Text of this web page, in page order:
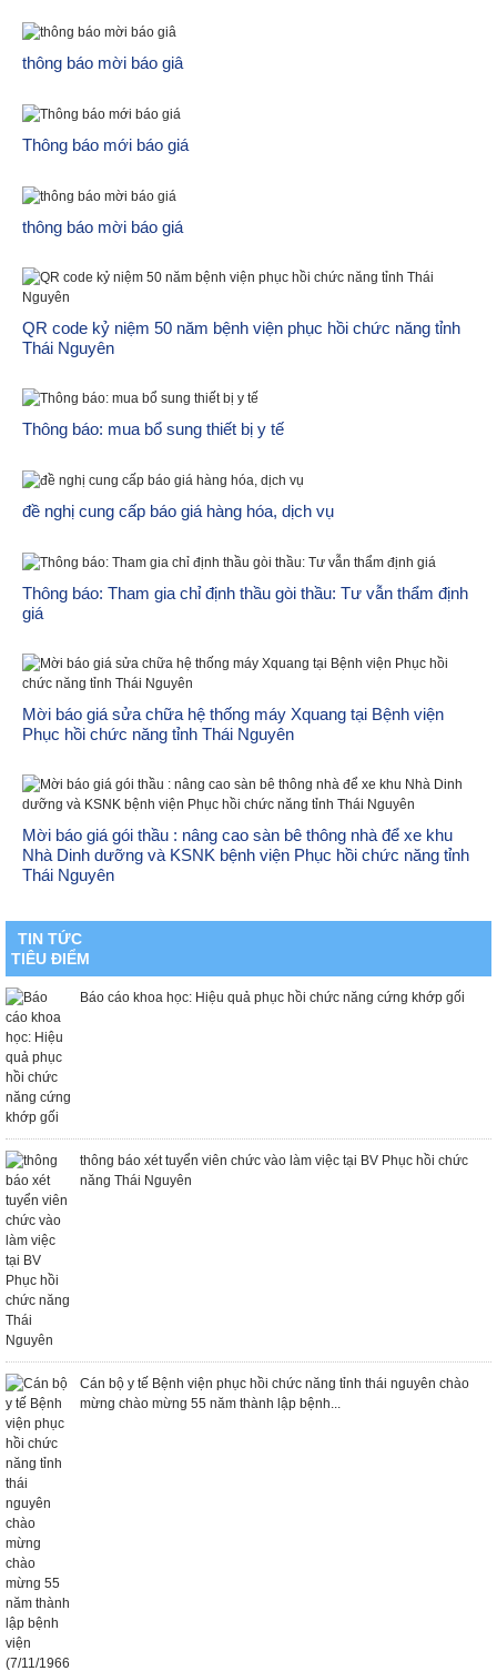
thông báo mời báo giâ
Thông báo mới báo giá
thông báo mời báo giá
QR code kỷ niệm 50 năm bệnh viện phục hồi chức năng tỉnh
Thái Nguyên
Thông báo: mua bổ sung thiết bị y tế
đề nghị cung cấp báo giá hàng hóa, dịch vụ
Thông báo: Tham gia chỉ định thầu gòi thầu: Tư vẫn thẩm định
giá
Mời báo giá sửa chữa hệ thống máy Xquang tại Bệnh viện
Phục hồi chức năng tỉnh Thái Nguyên
Mời báo giá gói thầu : nâng cao sàn bê thông nhà để xe khu
Nhà Dinh dưỡng và KSNK bệnh viện Phục hồi chức năng tỉnh
Thái Nguyên
TIN TỨC
TIÊU ĐIỂM
Báo cáo khoa học: Hiệu quả phục hồi chức năng cứng khớp gối
thông báo xét tuyển viên chức vào làm việc tại BV Phục hồi chức
năng Thái Nguyên
Cán bộ y tế Bệnh viện phục hồi chức năng tỉnh thái nguyên chào
mừng chào mừng 55 năm thành lập bệnh...